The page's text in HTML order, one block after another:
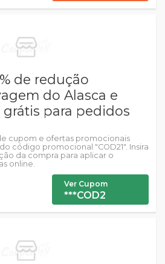
de redução
do Alasca e
para pedidos
cupom e ofertas promocionais
código promocional "COD21". Insira
da compra para aplicar o
online.
Ver Cupom
***COD2